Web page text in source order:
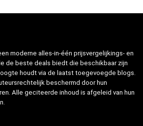
moderne alles-in-één prijsvergelijkings- en
de beste deals biedt die beschikbaar zijn
houdt via de laatst toegevoegde blogs.
beschermd door hun
Alle geciteerde inhoud is afgeleid van hun